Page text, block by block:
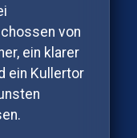
von
ein klarer
ein Kullertor